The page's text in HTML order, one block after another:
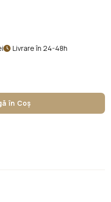
Livrare în 24-48h
în Coș